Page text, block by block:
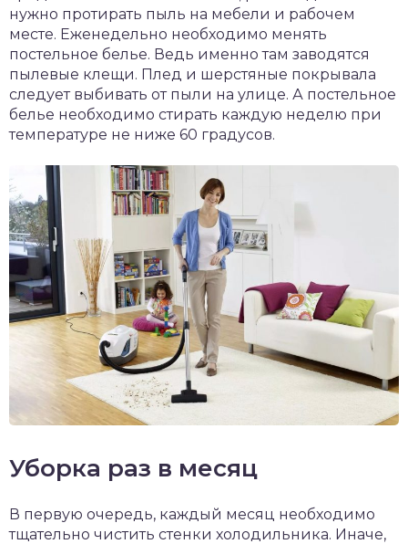
нужно протирать пыль на мебели и рабочем
месте. Еженедельно необходимо менять
постельное белье. Ведь именно там заводятся
пылевые клещи. Плед и шерстяные покрывала
следует выбивать от пыли на улице. А постельное
белье необходимо стирать каждую неделю при
температуре не ниже 60 градусов.
Уборка раз в месяц
В первую очередь, каждый месяц необходимо
тщательно чистить стенки холодильника. Иначе,